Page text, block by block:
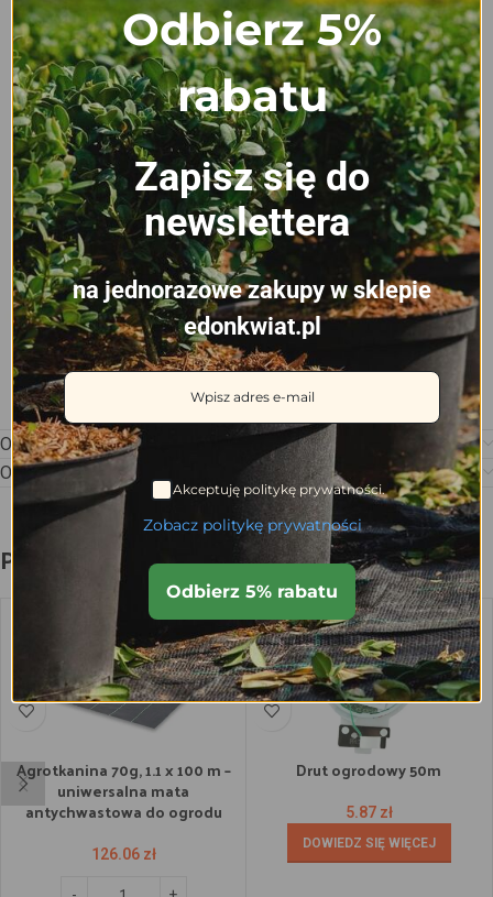
Opis
Opinie (0)
Podobne produkty
Agrotkanina 70g, 1.1 x 100 m –
uniwersalna mata
antychwastowa do ogrodu
126.06 zł
BRAK W
MAGAZYNIE
Drut ogrodowy 50m
5.87 zł
DOWIEDZ SIĘ WIĘCEJ
Odbierz 5%
rabatu
Zapisz się do
newslettera
na jednorazowe zakupy w sklepie
edonkwiat.pl
Akceptuję politykę prywatności.
Zobacz politykę prywatności
Odbierz 5% rabatu